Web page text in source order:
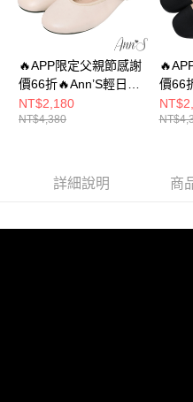
https://aftee.tw/terms/#terms3
３．未成年的使用者請事先徵得法
「AFTEE先享後付」，若未經同意
４．使用「AFTEE先享後付」時，
時審查核予不同之上限額度；若仍
請求用戶進行身份認證。
５．嚴禁一人註冊多個帳號或使用
每筆NT$100，滿NT$999(含以
每筆NT$100，滿NT$999(含以
國家/地區配送(非順豐配送，勿
國家/地區配送(限中國大陸地區)
🔥APP限定父親節感謝
價66折🔥Ann’S輕日系-
柔軟真皮牛皮平底瑪莉
珍深口娃娃鞋1.5cm-米
NT$2,180
NT$4,380
價66
柔名
瑪莉
詳細說明 商